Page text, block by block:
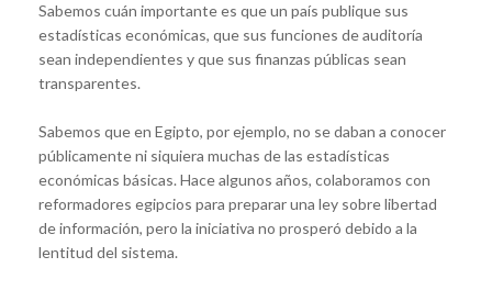
Sabemos cuán importante es que un país publique sus
estadísticas económicas, que sus funciones de auditoría
sean independientes y que sus finanzas públicas sean
transparentes.
Sabemos que en Egipto, por ejemplo, no se daban a conocer
públicamente ni siquiera muchas de las estadísticas
económicas básicas. Hace algunos años, colaboramos con
reformadores egipcios para preparar una ley sobre libertad
de información, pero la iniciativa no prosperó debido a la
lentitud del sistema.